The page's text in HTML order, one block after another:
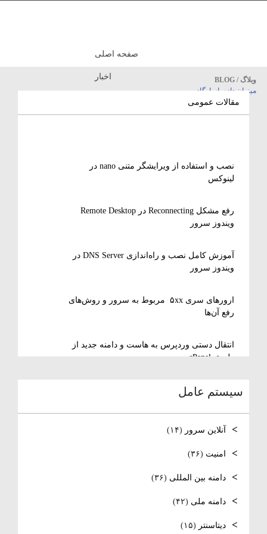
وبلاگ / BLOG
میزبان داده پاسارگاد
صفحه اصلی
اخبار
مقالات عمومی
نصب و استفاده از ویرایشگر متنی nano در
لینوکس
رفع مشکل Reconnecting در Remote Desktop
ویندوز سرور
آموزش کامل نصب و راه‌اندازی DNS Server در
ویندوز سرور
ارورهای سری ۵xx مربوط به سرور و روش‌های
رفع آن‌ها
انتقال دستی وردپرس به هاست و دامنه جدید از
طریق cPanel
نصب و راه اندازی NTP
سیستم عامل
آنلاین سرور (۱۴)
امنیت (۳۶)
دامنه بین المللی (۳۶)
دامنه ملی (۴۲)
دیتاسنتر (۱۵)